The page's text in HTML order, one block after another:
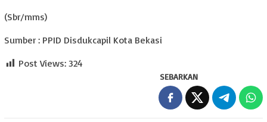
(Sbr/mms)
Sumber : PPID Disdukcapil Kota Bekasi
Post Views: 324
SEBARKAN